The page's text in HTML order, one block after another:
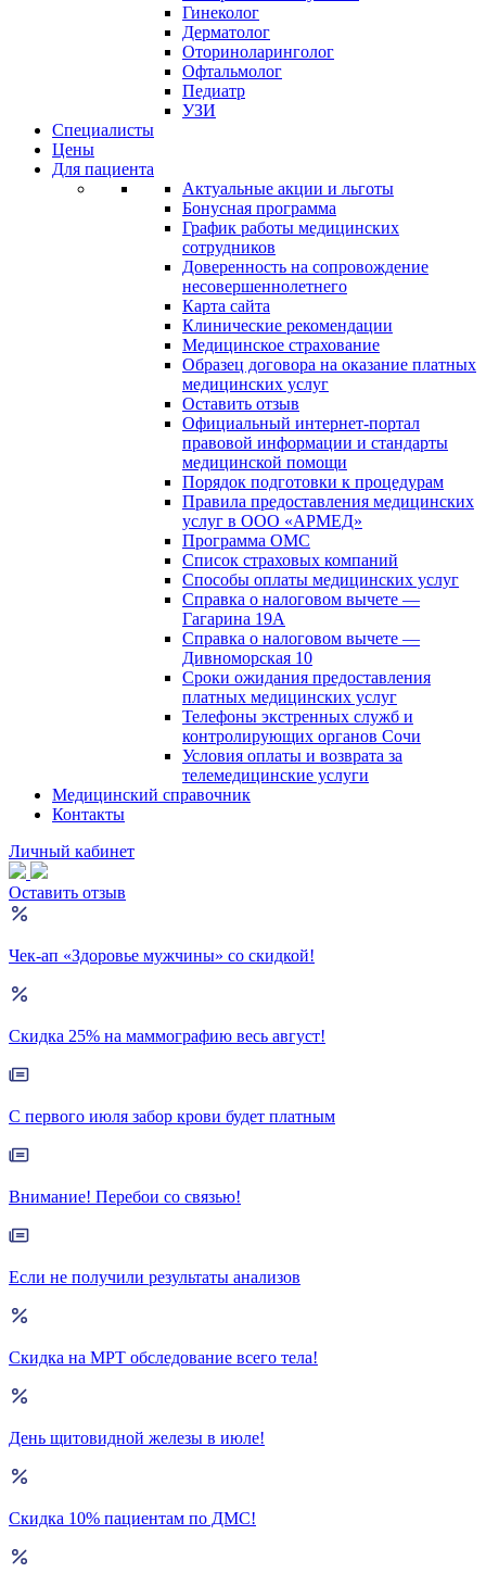
Гинеколог
Дерматолог
Оториноларинголог
Офтальмолог
Педиатр
УЗИ
Специалисты
Цены
Для пациента
Актуальные акции и льготы
Бонусная программа
График работы медицинских
сотрудников
Доверенность на сопровождение
несовершеннолетнего
Карта сайта
Клинические рекомендации
Медицинское страхование
Образец договора на оказание платных
медицинских услуг
Оставить отзыв
Официальный интернет-портал
правовой информации и стандарты
медицинской помощи
Порядок подготовки к процедурам
Правила предоставления медицинских
услуг в ООО «АРМЕД»
Программа ОМС
Список страховых компаний
Способы оплаты медицинских услуг
Справка о налоговом вычете —
Гагарина 19А
Справка о налоговом вычете —
Дивноморская 10
Сроки ожидания предоставления
платных медицинских услуг
Телефоны экстренных служб и
контролирующих органов Сочи
Условия оплаты и возврата за
телемедицинские услуги
Медицинский справочник
Контакты
Личный кабинет
Оставить отзыв
Чек-ап «Здоровье мужчины» со скидкой!
Скидка 25% на маммографию весь август!
С первого июля забор крови будет платным
Внимание! Перебои со связью!
Если не получили результаты анализов
Скидка на МРТ обследование всего тела!
День щитовидной железы в июле!
Скидка 10% пациентам по ДМС!